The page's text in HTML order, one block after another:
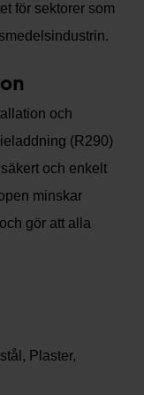
för sektorer som
och
(R290)
och enkelt
minskar
gör att alla
Plaster,